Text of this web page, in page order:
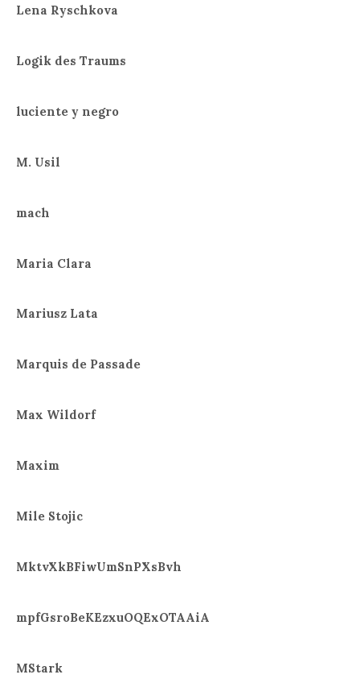
Lena Ryschkova
Logik des Traums
luciente y negro
M. Usil
mach
Maria Clara
Mariusz Lata
Marquis de Passade
Max Wildorf
Maxim
Mile Stojic
MktvXkBFiwUmSnPXsBvh
mpfGsroBeKEzxuOQExOTAAiA
MStark